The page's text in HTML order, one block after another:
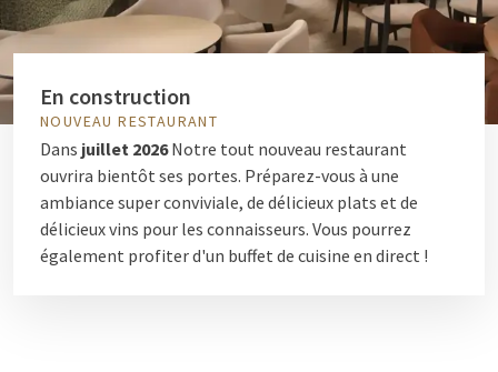
En construction
NOUVEAU RESTAURANT
Dans juillet 2026Notre tout nouveau restaurant
ouvrira bientôt ses portes. Préparez-vous à une
ambiance super conviviale, de délicieux plats et de
délicieux vins pour les connaisseurs. Vous pourrez
également profiter d'un buffet de cuisine en direct !